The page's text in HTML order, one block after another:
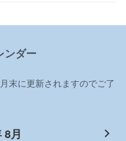
稿:
ンダー
末に更新されますのでご了
8月